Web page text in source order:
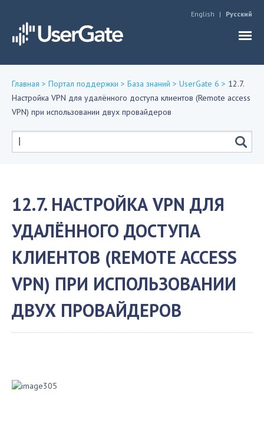
English Русский
Вы
здесь
Главная > Портал поддержки > База знаний > UserGate 6 > 12.7.
Настройка VPN для удалённого доступа клиентов (Remote access
VPN) при использовании двух провайдеров
12.7. НАСТРОЙКА VPN ДЛЯ
УДАЛЁННОГО ДОСТУПА
КЛИЕНТОВ (REMOTE ACCESS
VPN) ПРИ ИСПОЛЬЗОВАНИИ
ДВУХ ПРОВАЙДЕРОВ